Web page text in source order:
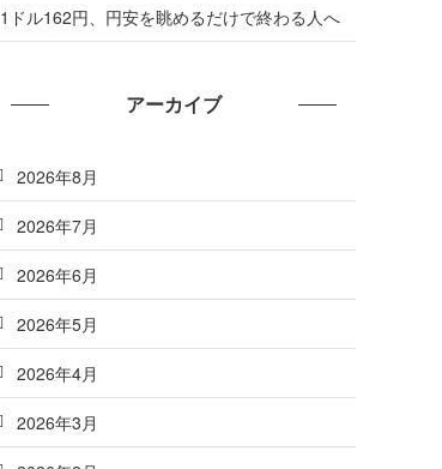
1ドル162円、円安を眺めるだけで終わる人へ
アーカイブ
2026年8月
2026年7月
2026年6月
2026年5月
2026年4月
2026年3月